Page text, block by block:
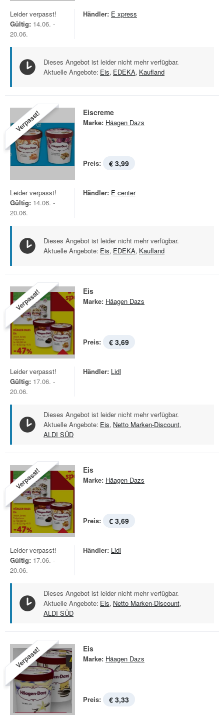
Leider verpasst!
Gültig: 14.06. -
20.06.
Händler: E xpress
Dieses Angebot ist leider nicht mehr verfügbar.
Aktuelle Angebote: Eis, EDEKA, Kaufland
Verpasst! Eiscreme
Marke: Häagen Dazs
Preis: € 3,99
Leider verpasst!
Gültig: 14.06. -
20.06.
Händler: E center
Dieses Angebot ist leider nicht mehr verfügbar.
Aktuelle Angebote: Eis, EDEKA, Kaufland
Verpasst! Eis
Marke: Häagen Dazs
Preis: € 3,69
Leider verpasst!
Gültig: 17.06. -
20.06.
Händler: Lidl
Dieses Angebot ist leider nicht mehr verfügbar.
Aktuelle Angebote: Eis, Netto Marken-Discount,
ALDI SÜD
Verpasst! Eis
Marke: Häagen Dazs
Preis: € 3,69
Leider verpasst!
Gültig: 17.06. -
20.06.
Händler: Lidl
Dieses Angebot ist leider nicht mehr verfügbar.
Aktuelle Angebote: Eis, Netto Marken-Discount,
ALDI SÜD
Verpasst! Eis
Marke: Häagen Dazs
Preis: € 3,33